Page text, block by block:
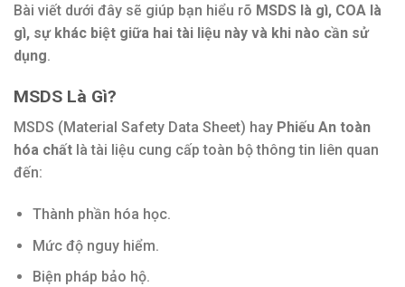
Bài viết dưới đây sẽ giúp bạn hiểu rõ MSDS là gì, COA là
gì, sự khác biệt giữa hai tài liệu này và khi nào cần sử
dụng.
MSDS Là Gì?
MSDS (Material Safety Data Sheet) hay Phiếu An toàn
hóa chất là tài liệu cung cấp toàn bộ thông tin liên quan
đến:
Thành phần hóa học.
Mức độ nguy hiểm.
Biện pháp bảo hộ.